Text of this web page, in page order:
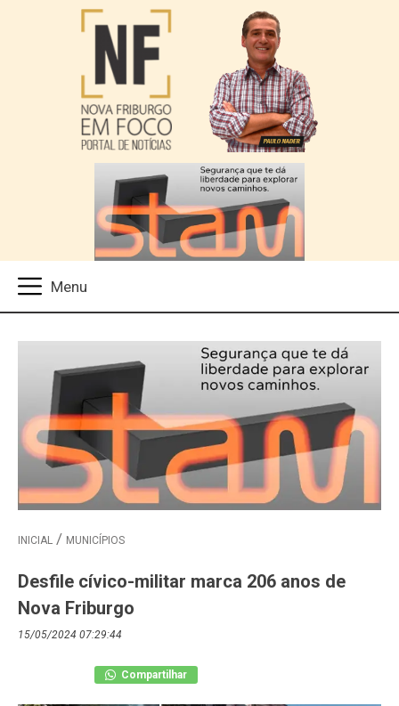
INICIAL MUNICÍPIOS
Desfile cívico-militar marca 206 anos de
Nova Friburgo
15/05/2024 07:29:44
Compartilhar